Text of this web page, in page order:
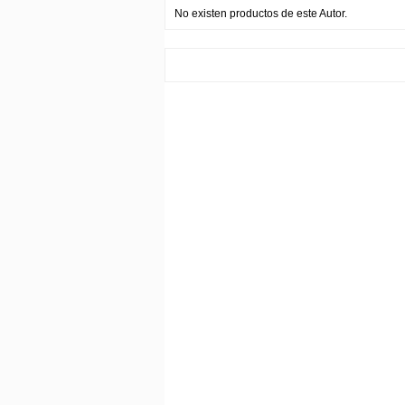
No existen productos de este Autor.